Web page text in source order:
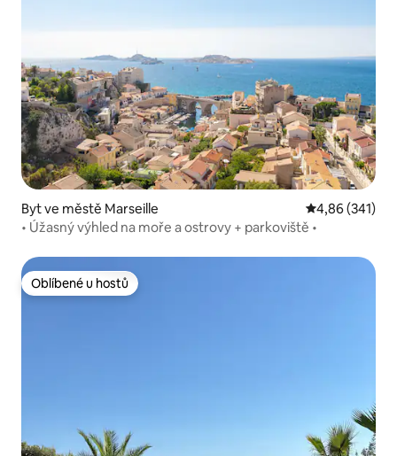
Byt ve městě Marseille Průměrné
4,86 (341)
• Úžasný výhled na moře a ostrovy + parkoviště •
Oblíbené u hostů
Oblíbené u hostů